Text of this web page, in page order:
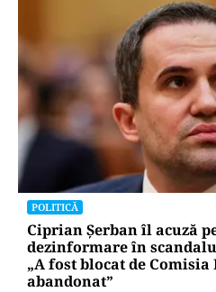
POLITICĂ
Ciprian Șerban îl acuză
dezinformare în
„A fost blocat de
abandonat”